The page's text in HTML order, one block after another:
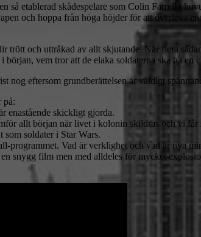
så etablerad skådespelare som Colin Farrell i
och hoppa från höga höjder för att överleva
trött och uttråkad av allt skjutande. När flera
vem tror att de elaka soldaterna ska ha
nog eftersom grundberättelsen är väldigt
på:
enastående skickligt gjorda.
allt början när livet i kolonin skildras och vi
soldater i Star Wars.
programmet. Vad är verklighet och vad är nya
snygg film men med alldeles för mycket